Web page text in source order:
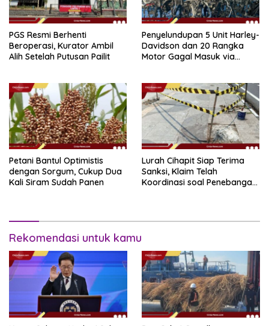
PGS Resmi Berhenti
Beroperasi, Kurator Ambil
Alih Setelah Putusan Pailit
Penyelundupan 5 Unit Harley-
Davidson dan 20 Rangka
Motor Gagal Masuk via
Petani Bantul Optimistis
dengan Sorgum, Cukup Dua
Kali Siram Sudah Panen
Lurah Cihapit Siap Terima
Sanksi, Klaim Telah
Koordinasi soal Penebangan
Rekomendasi untuk kamu